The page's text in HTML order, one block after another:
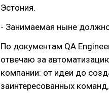
Эстония.
- Занимаемая ныне
По документам QA
отвечаю за
компании: от идеи до
заинтересованных